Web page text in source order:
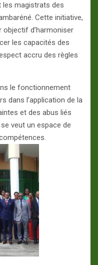
les magistrats des
Cette initiative,
objectif d’harmoniser
les capacités des
accru des règles
le fonctionnement
dans l’application de la
et des abus liés
veut un espace de